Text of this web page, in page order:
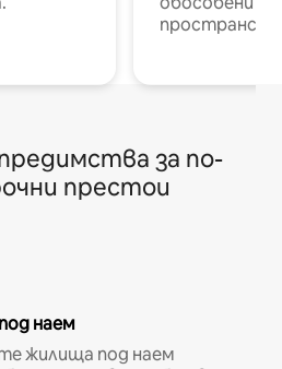
за по-
престои
наем
жилища под наем